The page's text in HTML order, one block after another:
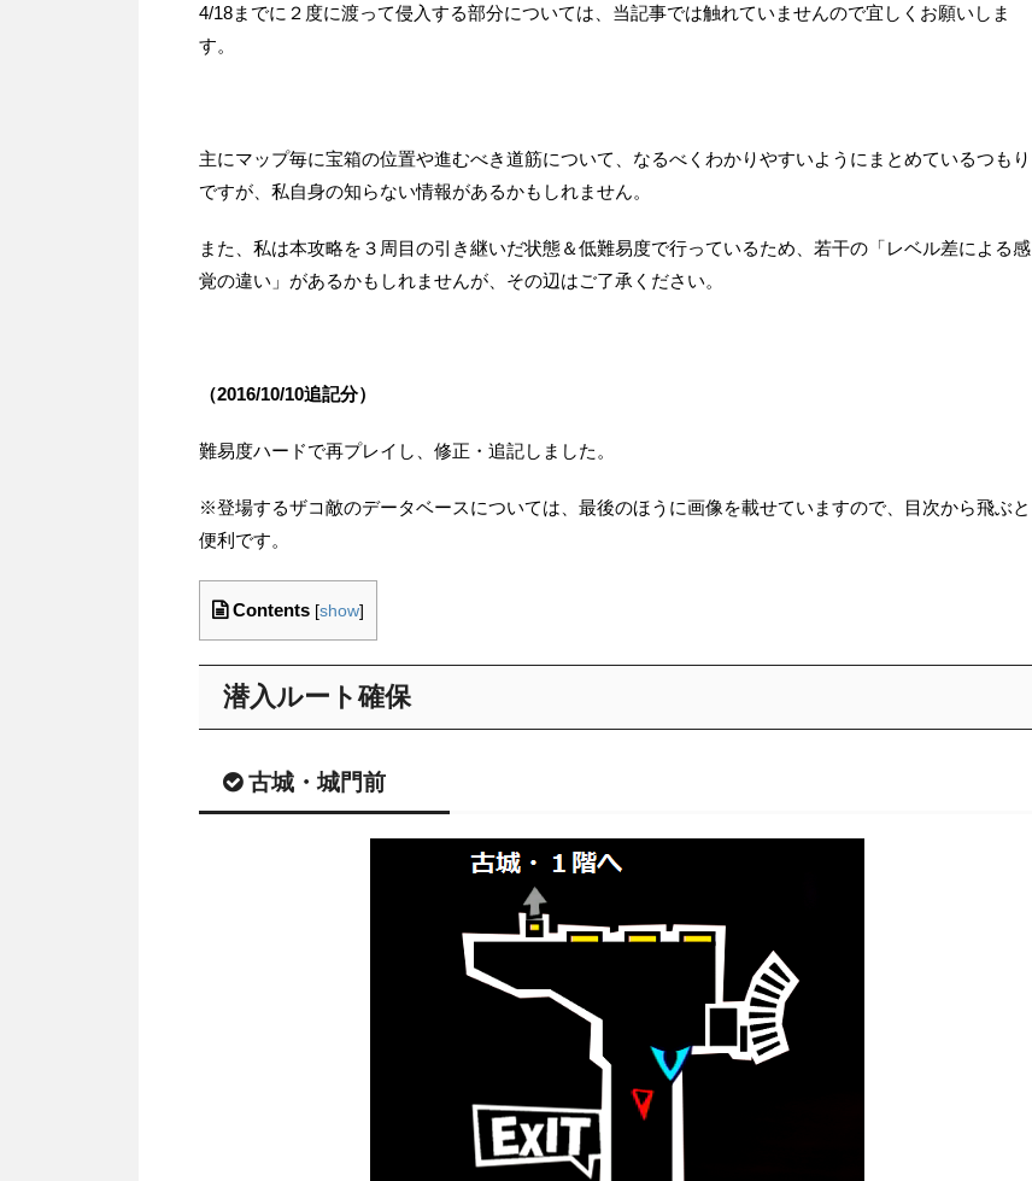
4/18までに２度に渡って侵入する部分については、当記事では触れていませんので宜しくお願いしま
す。
主にマップ毎に宝箱の位置や進むべき道筋について、なるべくわかりやすいようにまとめているつもり
ですが、私自身の知らない情報があるかもしれません。
また、私は本攻略を３周目の引き継いだ状態＆低難易度で行っているため、若干の「レベル差による感
覚の違い」があるかもしれませんが、その辺はご了承ください。
（2016/10/10追記分）
難易度ハードで再プレイし、修正・追記しました。
※登場するザコ敵のデータベースについては、最後のほうに画像を載せていますので、目次から飛ぶと
便利です。
Contents [show]
潜入ルート確保
古城・城門前